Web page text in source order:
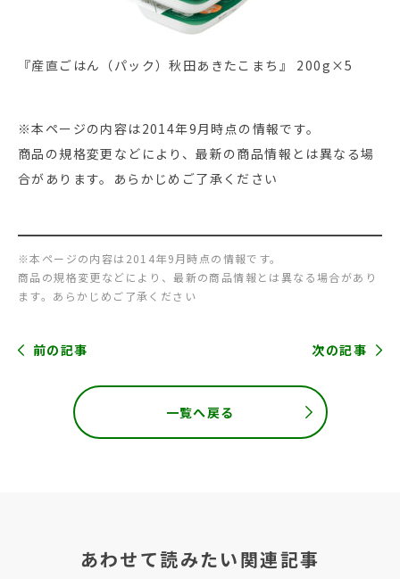
『産直ごはん（パック）秋田あきたこまち』 200g×5
※本ページの内容は2014年9月時点の情報です。
商品の規格変更などにより、最新の商品情報とは異なる場
合があります。あらかじめご了承ください
※本ページの内容は2014年9月時点の情報です。
商品の規格変更などにより、最新の商品情報とは異なる場合があり
ます。あらかじめご了承ください
前の記事 次の記事
一覧へ戻る
あわせて読みたい関連記事